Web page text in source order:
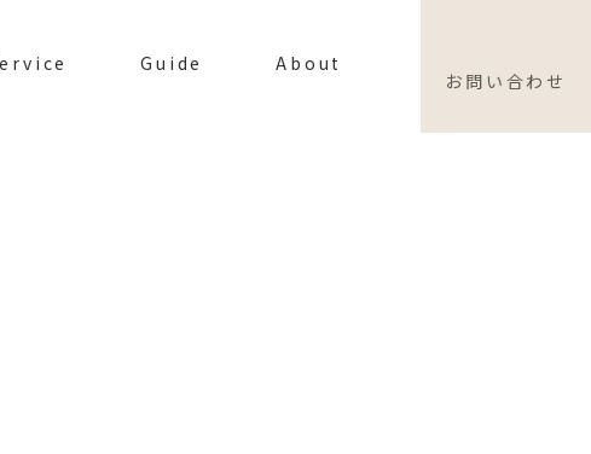
Guide About
お問い合わせ